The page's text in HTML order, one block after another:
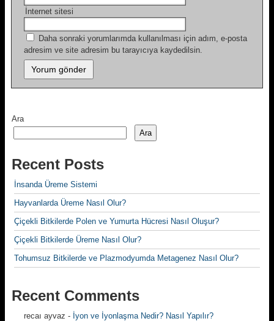
İnternet sitesi
Daha sonraki yorumlarımda kullanılması için adım, e-posta
adresim ve site adresim bu tarayıcıya kaydedilsin.
Ara
Ara
Recent Posts
İnsanda Üreme Sistemi
Hayvanlarda Üreme Nasıl Olur?
Çiçekli Bitkilerde Polen ve Yumurta Hücresi Nasıl Oluşur?
Çiçekli Bitkilerde Üreme Nasıl Olur?
Tohumsuz Bitkilerde ve Plazmodyumda Metagenez Nasıl Olur?
Recent Comments
recaı ayvaz - İyon ve İyonlaşma Nedir? Nasıl Yapılır?